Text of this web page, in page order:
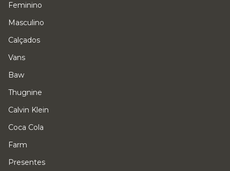
Feminino
Masculino
Calçados
Vans
Baw
Thugnine
Calvin Klein
Coca Cola
Farm
Presentes